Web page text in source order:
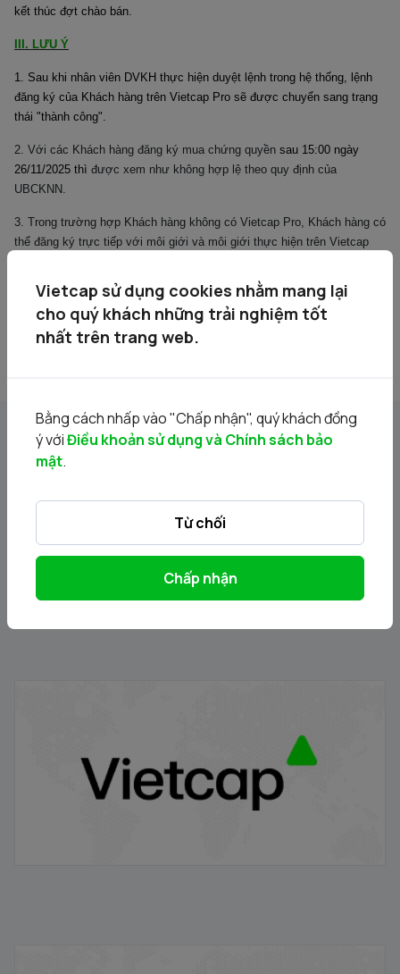
kết thúc đợt chào bán.
III. LƯU Ý
1. Sau khi nhân viên DVKH thực hiện duyệt lệnh trong hệ thống, lệnh
đăng ký của Khách hàng trên Vietcap Pro sẽ được chuyển sang trạng
thái "thành công".
2. Với các Khách hàng đăng ký mua chứng quyền sau 15:00 ngày
26/11/2025 thì được xem như không hợp lệ theo quy định của
UBCKNN.
3. Trong trường hợp Khách hàng không có Vietcap Pro, Khách hàng có
thể đăng ký trực tiếp với môi giới và môi giới thực hiện trên Vietcap
Mọi thắc mắc liên quan đến việc đăng ký mua chứng quyền, Khách
hàng có thể liên hệ theo số điện thoại 028-39143588 ext 205 (Ms.
Ngân) - 408 (Ms. Vy).
Tin liên quan
Vietcap sử dụng cookies nhằm mang lại
cho quý khách những trải nghiệm tốt
nhất trên trang web.
Bằng cách nhấp vào "Chấp nhận", quý khách đồng
ý vớiĐiều khoản sử dụng và Chính sách bảo
mật.
Từ chối
Chấp nhận